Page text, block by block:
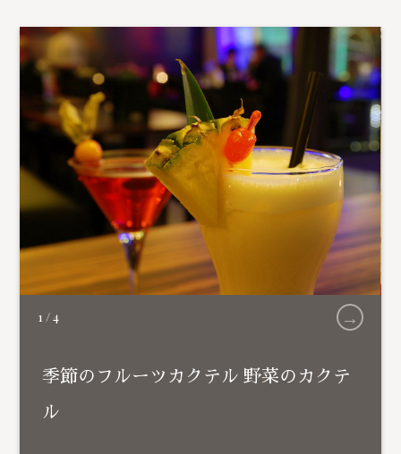
1 /4 →
季節のフルーツカクテル 野菜のカクテ
ル